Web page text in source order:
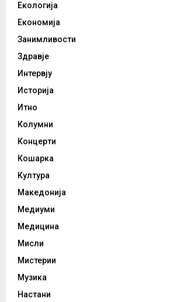
Екологија
Економија
Занимливости
Здравје
Интервју
Историја
Итно
Колумни
Концерти
Кошарка
Култура
Македонија
Медиуми
Медицина
Мисли
Мистерии
Музика
Настани